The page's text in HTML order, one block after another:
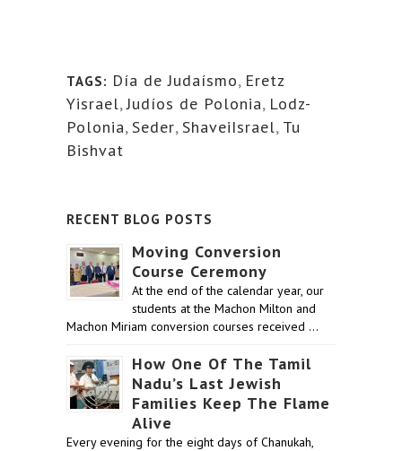
TAGS: Día de Judaísmo, Eretz
Yisrael,Judíos de Polonia, Lodz-
Polonia, Seder, ShaveiIsrael, Tu
Bishvat
RECENT BLOG POSTS
Moving Conversion
Course Ceremony
At the end of the calendar year, our
students at the Machon Milton and
Machon Miriam conversion courses received …
How One Of The Tamil
Nadu’s Last Jewish
Families Keep The Flame
Alive
Every evening for the eight days of Chanukah,